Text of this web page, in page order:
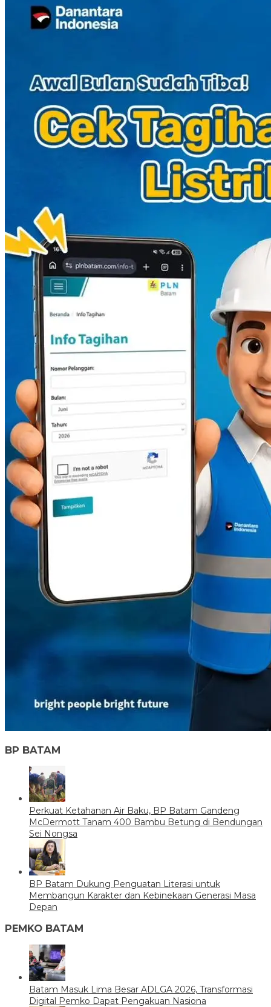
BP BATAM
Perkuat Ketahanan Air Baku, BP Batam Gandeng
McDermott Tanam 400 Bambu Betung di Bendungan
Sei Nongsa
BP Batam Dukung Penguatan Literasi untuk
Membangun Karakter dan Kebinekaan Generasi Masa
Depan
PEMKO BATAM
Batam Masuk Lima Besar ADLGA 2026, Transformasi
Digital Pemko Dapat Pengakuan Nasiona